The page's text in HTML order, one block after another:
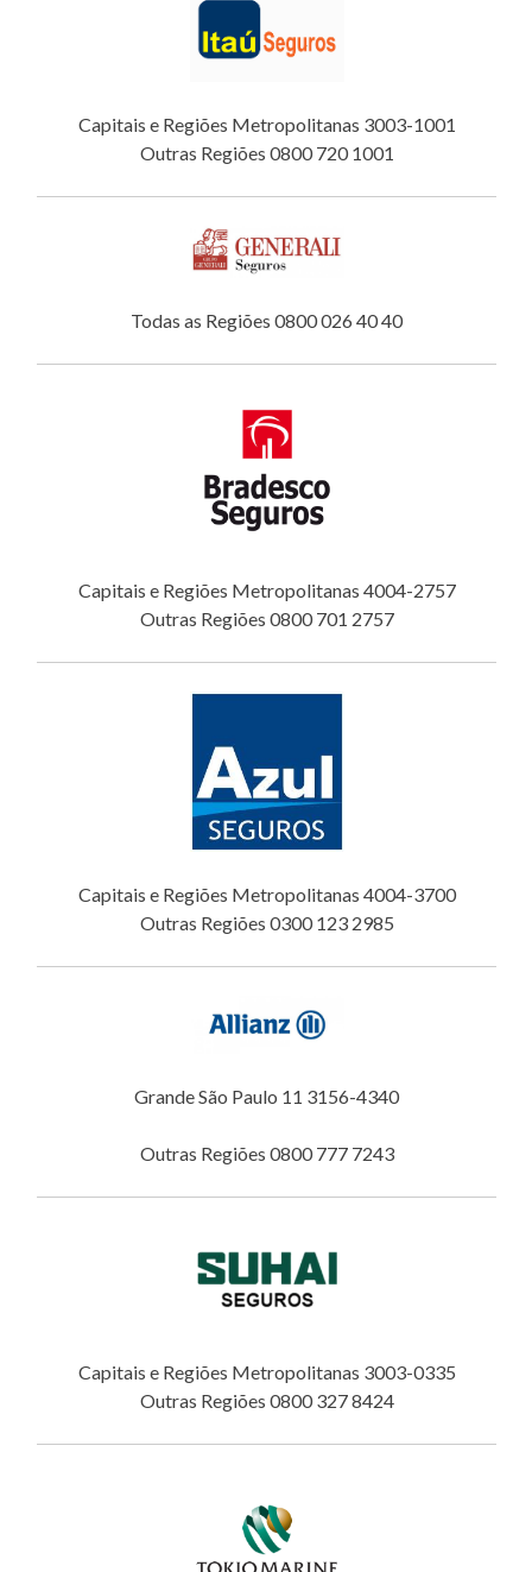
Capitais e Regiões Metropolitanas 3003-1001
Outras Regiões 0800 720 1001
Todas as Regiões 0800 026 40 40
Capitais e Regiões Metropolitanas 4004-2757
Outras Regiões 0800 701 2757
Capitais e Regiões Metropolitanas 4004-3700
Outras Regiões 0300 123 2985
Grande São Paulo 11 3156-4340
Outras Regiões 0800 777 7243
Capitais e Regiões Metropolitanas 3003-0335
Outras Regiões 0800 327 8424